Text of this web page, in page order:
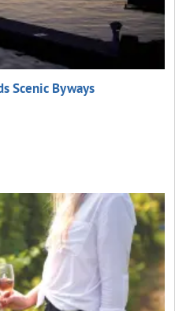
Scenic Byways